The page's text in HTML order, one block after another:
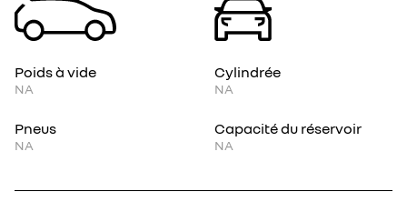
Poids à vide
NA
Cylindrée
NA
Pneus
NA
Capacité du réservoir
NA